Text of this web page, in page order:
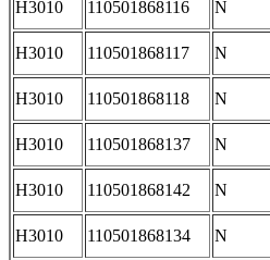
H3010 110501868116 N
H3010 110501868117 N
H3010 110501868118 N
H3010 110501868137 N
H3010 110501868142 N
H3010 110501868134 N